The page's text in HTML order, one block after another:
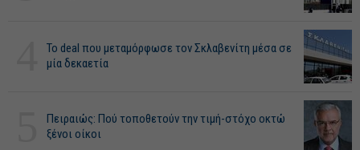
Το deal που μεταμόρφωσε τον Σκλαβενίτη μέσα σε
μία δεκαετία
Πειραιώς: Πού τοποθετούν την τιμή-στόχο οκτώ
ξένοι οίκοι